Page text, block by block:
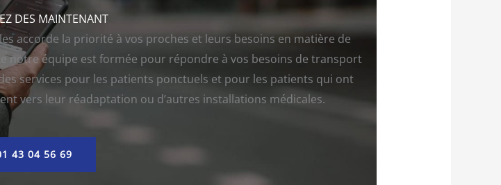
DES MAINTENANT
accorde la priorité à vos proches et leurs besoins en matière de
équipe est formée pour répondre à vos besoins de transport
services pour les patients ponctuels et pour les patients qui ont
vers leur réadaptation ou d’autres installations médicales.
43 04 56 69